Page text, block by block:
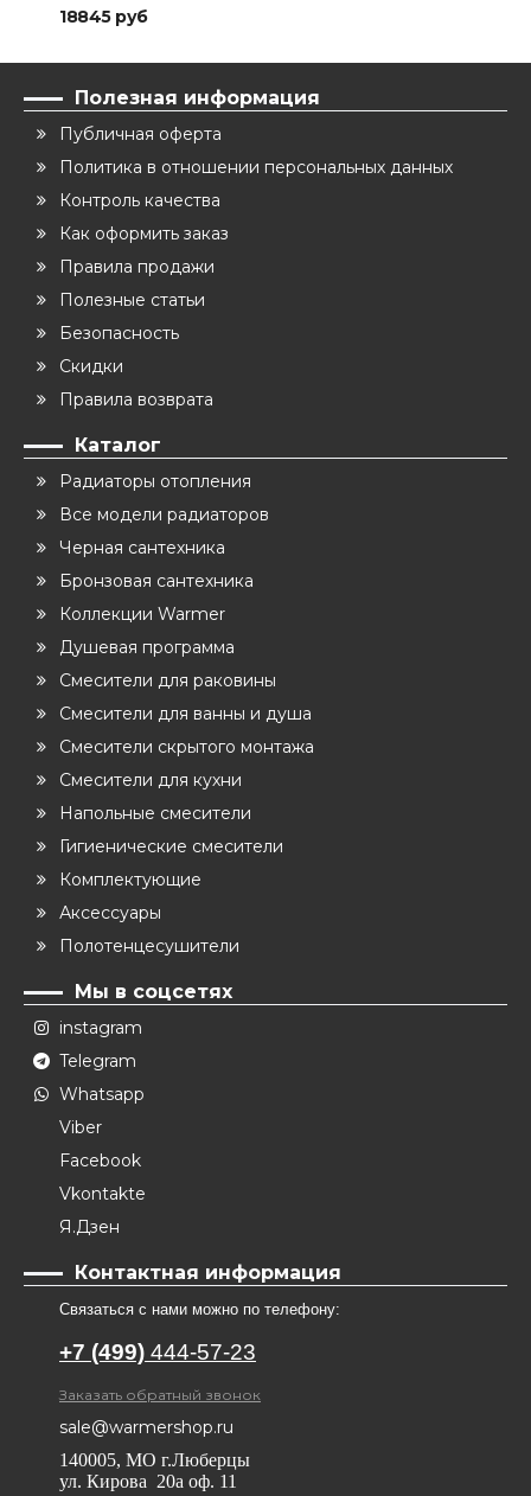
18845 руб
Полезная информация
Публичная оферта
Политика в отношении персональных данных
Контроль качества
Как оформить заказ
Правила продажи
Полезные статьи
Безопасность
Скидки
Правила возврата
Каталог
Радиаторы отопления
Все модели радиаторов
Черная сантехника
Бронзовая сантехника
Коллекции Warmer
Душевая программа
Смесители для раковины
Смесители для ванны и душа
Смесители скрытого монтажа
Смесители для кухни
Напольные смесители
Гигиенические смесители
Комплектующие
Аксессуары
Полотенцесушители
Мы в соцсетях
instagram
Telegram
Whatsapp
Viber
Facebook
Vkontakte
Я.Дзен
Контактная информация
Связаться с нами можно по телефону:
+7 (499) 444-57-23
Заказать обратный звонок
sale@warmershop.ru
140005, МО г.Люберцы
ул. Кирова 20а оф. 11